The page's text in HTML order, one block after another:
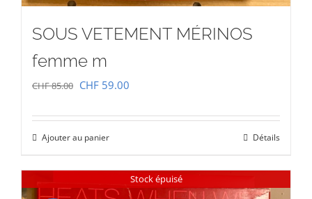
SOUS VETEMENT MÉRINOS
femme m
CHF85.00 Le
était :
CHF 85.00.
CHF 59.00
CHF 59.00.
Ajouter au panier Détails
Stock épuisé